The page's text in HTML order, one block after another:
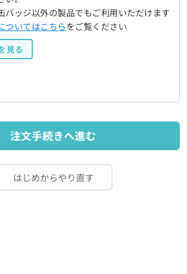
ッジ以外の製品でもご利用いただけます
ついてはこちらをご覧ください
見る
注文手続きへ進む
はじめからやり直す